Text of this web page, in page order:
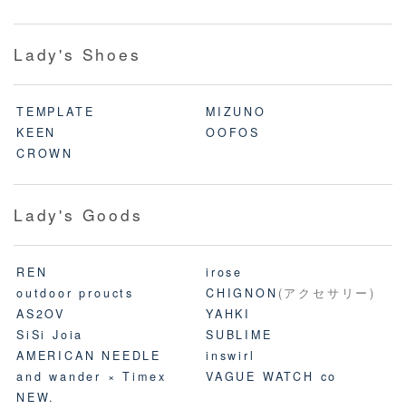
Lady's Shoes
TEMPLATE
MIZUNO
KEEN
OOFOS
CROWN
Lady's Goods
REN
irose
outdoor proucts
CHIGNON (アクセサリー)
AS2OV
YAHKI
SiSi Joia
SUBLIME
AMERICAN NEEDLE
inswirl
and wander × Timex
VAGUE WATCH co
NEW.